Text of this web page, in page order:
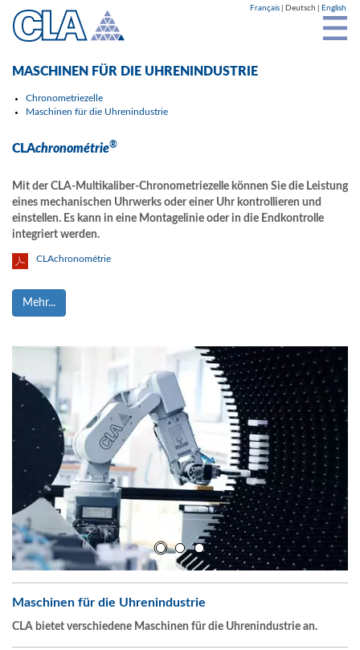
Français Deutsch English
MASCHINEN FÜR DIE UHRENINDUSTRIE
Chronometriezelle
Maschinen für die Uhrenindustrie
CLAchronométrie®
Mit der CLA-Multikaliber-Chronometriezelle können Sie die Leistung
eines mechanischen Uhrwerks oder einer Uhr kontrollieren und
einstellen. Es kann in eine Montagelinie oder in die Endkontrolle
integriert werden.
CLAchronométrie
Mehr...
Cellule de Chronométrie CLA
YouTube ist deaktiviert.
Erlauben
CLA SA, Cellule Chronométrie
YouTube ist deaktiviert.
Maschinen für die Uhrenindustrie
CLA bietet verschiedene Maschinen für die Uhrenindustrie an.